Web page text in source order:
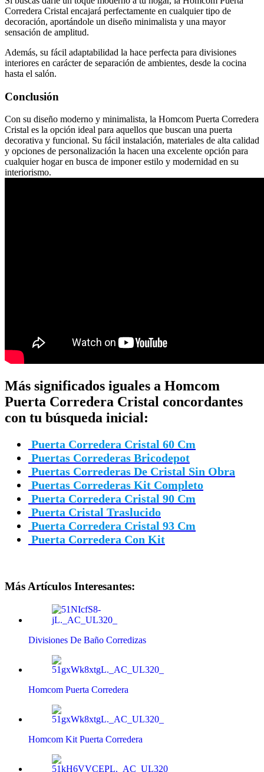
Corredera Cristal encajará perfectamente en cualquier tipo de
decoración, aportándole un diseño minimalista y una mayor
sensación de amplitud.
Además, su fácil adaptabilidad la hace perfecta para divisiones
interiores en carácter de separación de ambientes, desde la cocina
hasta el salón.
Conclusión
Con su diseño moderno y minimalista, la Homcom Puerta Corredera
Cristal es la opción ideal para aquellos que buscan una puerta
decorativa y funcional. Su fácil instalación, materiales de alta calidad
y opciones de personalización la hacen una excelente opción para
cualquier hogar en busca de imponer estilo y modernidad en su
interiorismo.
Más significados iguales a Homcom
Puerta Corredera Cristal concordantes
con tu búsqueda inicial:
Puerta Corredera Cristal 60 Cm
Puertas Correderas Bricodepot
Puertas Correderas De Cristal Sin Obra
Puertas Correderas Kit Completo
Puerta Corredera Cristal 90 Cm
Puerta Cristal Traslucido
Puerta Corredera Cristal 93 Cm
Puerta Corredera Con Kit
Más Artículos Interesantes:
Divisiones De Baño Corredizas
Homcom Puerta Corredera
Homcom Kit Puerta Corredera